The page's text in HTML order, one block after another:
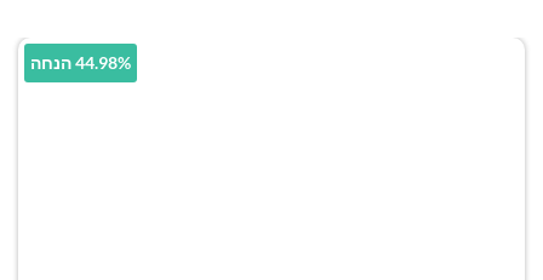
44.98% הנחה